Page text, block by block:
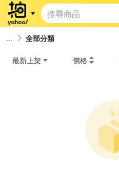
全部分類
最新上架 價格